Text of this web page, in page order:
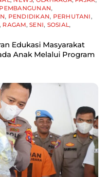
PEMBANGUNAN,
, PENDIDIKAN, PERHUTANI,
RAGAM,SENI, SOSIAL,
Edukasi Masyarakat
Anak Melalui Program